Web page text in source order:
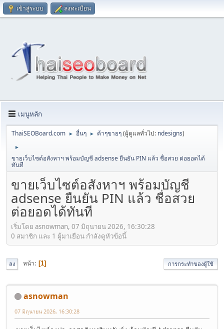
เข้าสู่ระบบ ลงทะเบียน
เมนูหลัก
ThaiSEOBoard.com ► อื่นๆ ► ค้าๆขายๆ(ผู้ดูแลทั่วไป: ndesigns)
►
ขายเว็บไซต์อสังหาฯ พร้อมบัญชี adsense ยืนยัน PIN แล้ว ชื่อสวย ต่อยอดได้
ทันที
ขายเว็บไซต์อสังหาฯ พร้อมบัญชี
adsense ยืนยัน PIN แล้ว ชื่อสวย
ต่อยอดได้ทันที
เริ่มโดย asnowman, 07 มิถุนายน 2026, 16:30:28
0 สมาชิก และ 1 ผู้มาเยือน กำลังดูหัวข้อนี้
ลง หน้า 1 การกระทำของผู้ใช้
asnowman
07 มิถุนายน 2026, 16:30:28